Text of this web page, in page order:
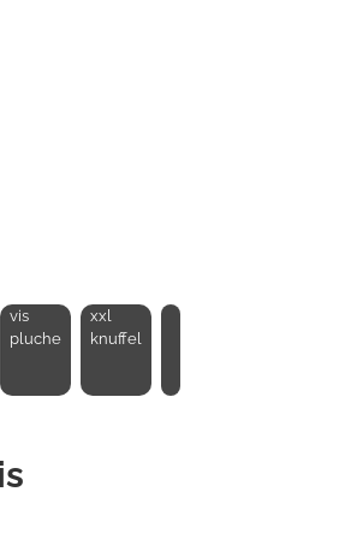
vis
pluche
xxl
knuffel